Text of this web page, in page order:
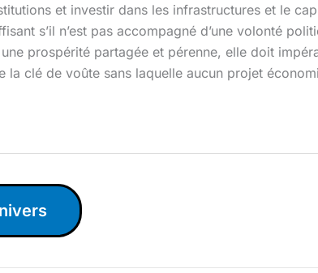
et investir dans les infrastructures et le
s’il n’est pas accompagné d’une volonté
prospérité partagée et pérenne, elle doit
clé de voûte sans laquelle aucun projet